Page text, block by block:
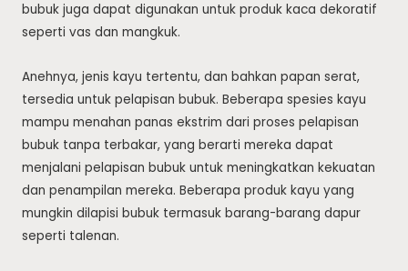
bubuk juga dapat digunakan untuk produk kaca dekoratif
seperti vas dan mangkuk.
Anehnya, jenis kayu tertentu, dan bahkan papan serat,
tersedia untuk pelapisan bubuk. Beberapa spesies kayu
mampu menahan panas ekstrim dari proses pelapisan
bubuk tanpa terbakar, yang berarti mereka dapat
menjalani pelapisan bubuk untuk meningkatkan kekuatan
dan penampilan mereka. Beberapa produk kayu yang
mungkin dilapisi bubuk termasuk barang-barang dapur
seperti talenan.